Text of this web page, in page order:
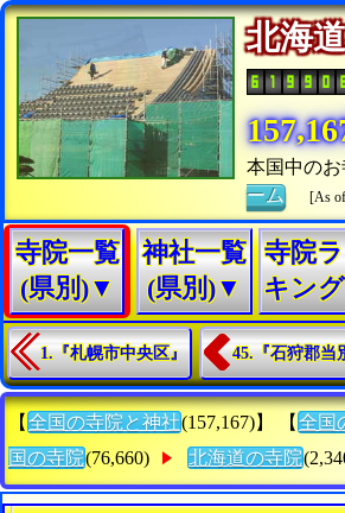
北海
本国中の
ーム
[As
寺院一覧
(県別)▼
神社一覧
(県別)▼
寺院
キン
1.『札幌市中央区』 45.『石狩郡当
【 全国の寺院と神社(157,167)】 【 全国
国の寺院(76,660) 北海道の寺院